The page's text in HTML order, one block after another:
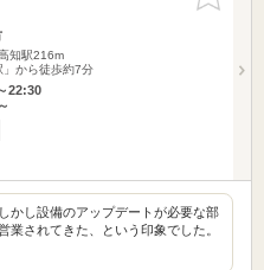
知駅216m
」から徒歩約7分
22:30
かし設備のアップデートが必要な部
業されてきた、という印象でした。